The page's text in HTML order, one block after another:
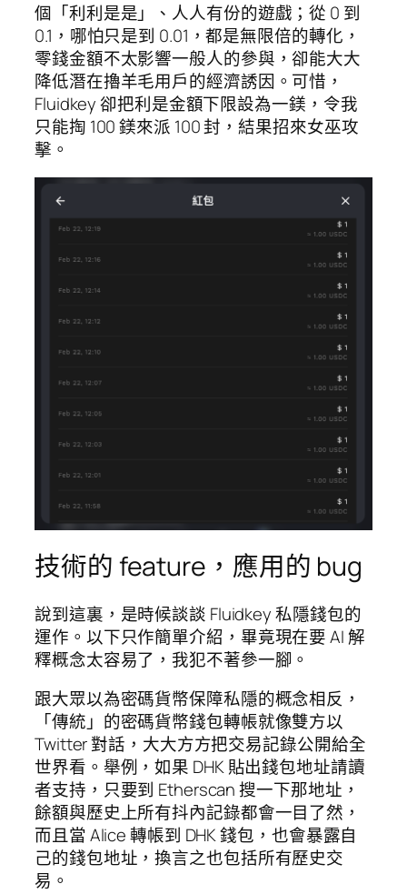
個「利利是是」、人人有份的遊戲；從 0 到
0.1，哪怕只是到 0.01，都是無限倍的轉化，
零錢金額不太影響一般人的參與，卻能大大
降低潛在擼羊毛用戶的經濟誘因。可惜，
Fluidkey 卻把利是金額下限設為一鎂，令我
只能掏 100 鎂來派 100 封，結果招來女巫攻
擊。
技術的 feature，應用的 bug
說到這裏，是時候談談 Fluidkey 私隱錢包的
運作。以下只作簡單介紹，畢竟現在要 AI 解
釋概念太容易了，我犯不著參一腳。
跟大眾以為密碼貨幣保障私隱的概念相反，
「傳統」的密碼貨幣錢包轉帳就像雙方以
Twitter 對話，大大方方把交易記錄公開給全
世界看。舉例，如果 DHK 貼出錢包地址請讀
者支持，只要到 Etherscan 搜一下那地址，
餘額與歷史上所有抖內記錄都會一目了然，
而且當 Alice 轉帳到 DHK 錢包，也會暴露自
己的錢包地址，換言之也包括所有歷史交
易。